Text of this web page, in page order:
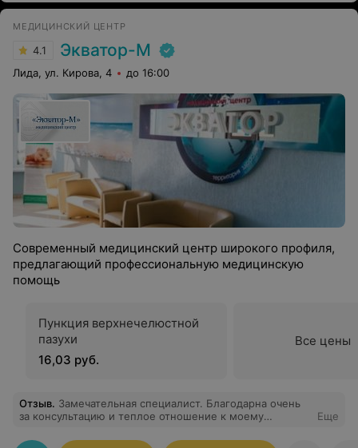
МЕДИЦИНСКИЙ ЦЕНТР
4.1 Экватор-М
Лида, ул. Кирова, 4 до 16:00
Современный медицинский центр широкого профиля,
предлагающий профессиональную медицинскую
помощь
Пункция верхнечелюстной
пазухи
16,03 руб.
Все цены
Отзыв. Замечательная специалист. Благодарна очень
за консультацию и теплое отношение к моему
Еще